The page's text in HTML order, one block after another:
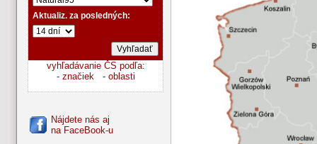
Aktualiz. za posledných:
vyhľadávanie ČS podľa:
- značiek
- oblasti
Nájdete nás aj
na FaceBook-u